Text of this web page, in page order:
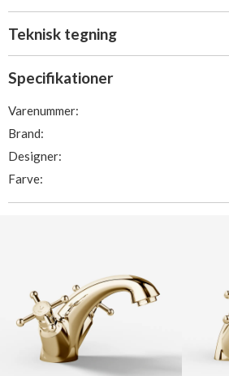
Teknisk tegning
Specifikationer
Varenummer:
Brand:
Designer:
Farve: